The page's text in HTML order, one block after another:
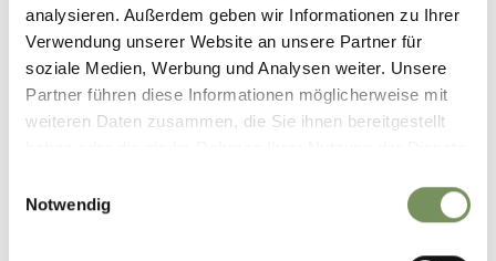
analysieren. Außerdem geben wir Informationen zu Ihrer
Verwendung unserer Website an unsere Partner für
soziale Medien, Werbung und Analysen weiter. Unsere
Partner führen diese Informationen möglicherweise mit
weiteren Daten zusammen, die Sie ihnen bereitgestellt
Notwendig
HIKING
FROM LANA VIA VÖLLAN TO ST HIPPOLYT
Moderate hike from Lana via Völlan to the Völlaner Badl and up to St
Hippolyt Hill.
LEES MEER